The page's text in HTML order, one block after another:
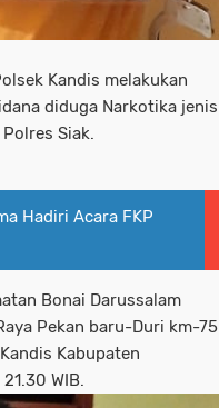
Kandis melakukan
diduga Narkotika jenis
Siak.
Hadiri Acara FKP
Bonai Darussalam
Pekan baru-Duri km-75
Kabupaten
WIB.